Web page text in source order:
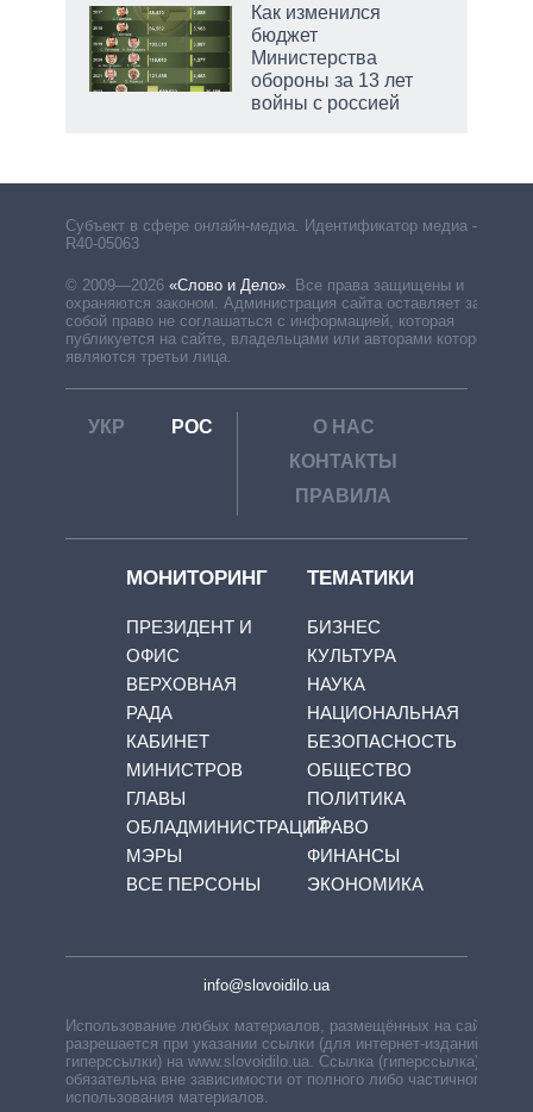
Как изменился
бюджет
Министерства
обороны за 13 лет
войны с россией
Субъект в сфере онлайн-медиа. Идентификатор медиа –
R40-05063
© 2009—2026 «Слово и Дело» Все права защищены и
охраняются законом. Администрация сайта оставляет за
собой право не соглашаться с информацией, которая
публикуется на сайте, владельцами или авторами которой
являются третьи лица.
УКР РОС
О НАС
КОНТАКТЫ
ПРАВИЛА
МОНИТОРИНГ
ПРЕЗИДЕНТ И
ОФИС
ВЕРХОВНАЯ
РАДА
КАБИНЕТ
МИНИСТРОВ
ГЛАВЫ
ОБЛАДМИНИСТРАЦИЙ
МЭРЫ
ВСЕ ПЕРСОНЫ
ТЕМАТИКИ
БИЗНЕС
КУЛЬТУРА
НАУКА
НАЦИОНАЛЬНАЯ
БЕЗОПАСНОСТЬ
ОБЩЕСТВО
ПОЛИТИКА
ПРАВО
ФИНАНСЫ
ЭКОНОМИКА
info@slovoidilo.ua
Использование любых материалов, размещённых на сайте,
разрешается при указании ссылки (для интернет-изданий —
гиперссылки) на www.slovoidilo.ua. Ссылка (гиперссылка)
обязательна вне зависимости от полного либо частичного
использования материалов.